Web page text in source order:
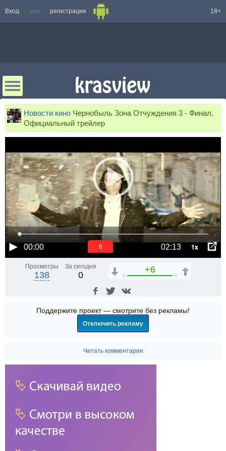
Вход или регистрация 18+
Новости кино Чернобыль Зона Отчуждения 3 - Финал.
Официальный трейлер
00:00 02:13 1x
6
Просмотры
138
За сегодня
0
+6
0 6
Поддержите проект — смотрите без рекламы!
Отключить рекламу
Читать комментарии